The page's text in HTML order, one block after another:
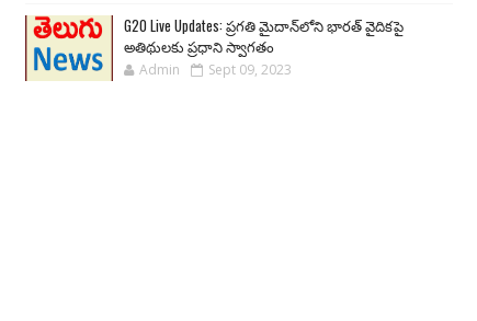
G20 Live Updates: ప్రగతి మైదాన్‌లోని భారత్ వైదికపై
అతిథులకు ప్రధాని స్వాగతం
Admin Sept 09, 2023